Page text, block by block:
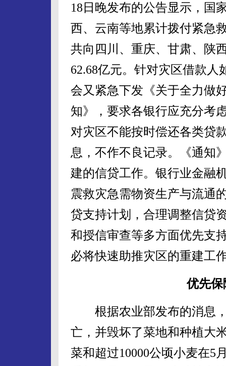
18日晚发布的公告显示，国
西、云南等地累计拨付紧急
共向四川、重庆、甘肃、陕
62.68亿元。针对灾区借款
会又紧急下发《关于全力做
知》，要求各银行应充分考
对灾区不能按时偿还各类贷
息，不作不良记录。《通知
建的信贷工作。银行业金融
震救灾急需物资生产与流通
贷支持计划，合理调整信贷
和授信审查等多方面优先支
必将快速助推灾区的重建工
优先
根据农业部发布的消息，
亡，并毁坏了菜地和种植大
菜和超过10000公顷小麦在5